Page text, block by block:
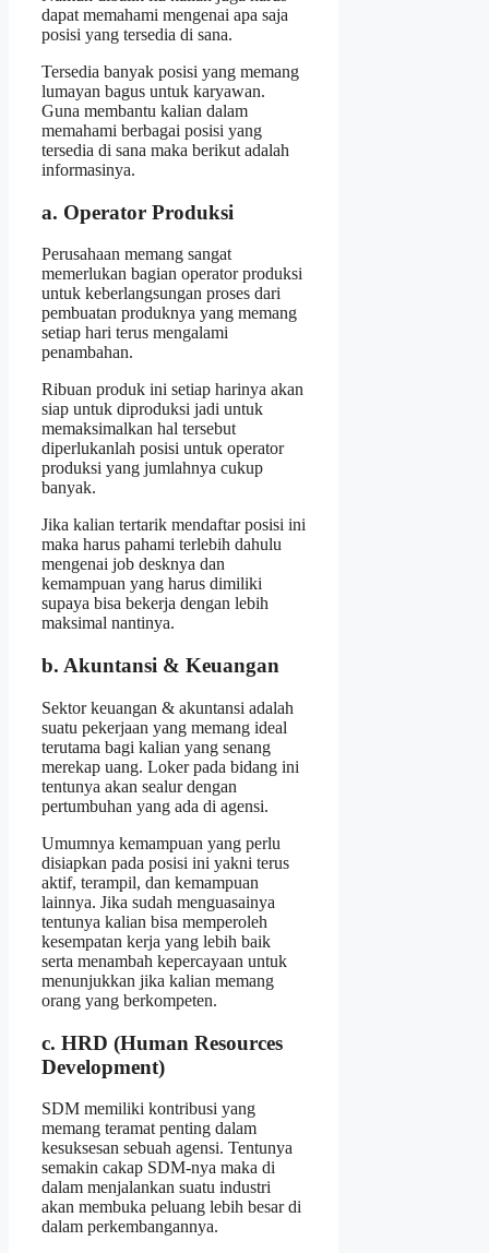
dapat memahami mengenai apa saja
posisi yang tersedia di sana.
Tersedia banyak posisi yang memang
lumayan bagus untuk karyawan.
Guna membantu kalian dalam
memahami berbagai posisi yang
tersedia di sana maka berikut adalah
informasinya.
a. Operator Produksi
Perusahaan memang sangat
memerlukan bagian operator produksi
untuk keberlangsungan proses dari
pembuatan produknya yang memang
setiap hari terus mengalami
penambahan.
Ribuan produk ini setiap harinya akan
siap untuk diproduksi jadi untuk
memaksimalkan hal tersebut
diperlukanlah posisi untuk operator
produksi yang jumlahnya cukup
banyak.
Jika kalian tertarik mendaftar posisi ini
maka harus pahami terlebih dahulu
mengenai job desknya dan
kemampuan yang harus dimiliki
supaya bisa bekerja dengan lebih
maksimal nantinya.
b. Akuntansi & Keuangan
Sektor keuangan & akuntansi adalah
suatu pekerjaan yang memang ideal
terutama bagi kalian yang senang
merekap uang. Loker pada bidang ini
tentunya akan sealur dengan
pertumbuhan yang ada di agensi.
Umumnya kemampuan yang perlu
disiapkan pada posisi ini yakni terus
aktif, terampil, dan kemampuan
lainnya. Jika sudah menguasainya
tentunya kalian bisa memperoleh
kesempatan kerja yang lebih baik
serta menambah kepercayaan untuk
menunjukkan jika kalian memang
orang yang berkompeten.
c. HRD (Human Resources
Development)
SDM memiliki kontribusi yang
memang teramat penting dalam
kesuksesan sebuah agensi. Tentunya
semakin cakap SDM-nya maka di
dalam menjalankan suatu industri
akan membuka peluang lebih besar di
dalam perkembangannya.